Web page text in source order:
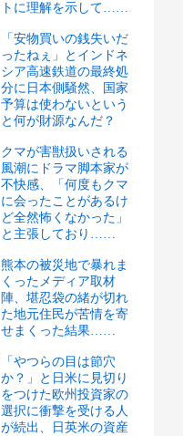
トに理解を示して……
「安物買いの銭失いだ
ったねぇ」とインドネ
シア高速鉄道の最終処
分に日本側騒然、国家
予算は使わないという
と何が財源なんだ？
クマが害獣扱いされる
風潮にドラマ脚本家が
不快感、「何度もクマ
に会ったことがあるけ
ど全然怖くなかった」
と主張しており……
熊本の被災地で暴れま
くったメディア取材
陣、堪忍袋の緒が切れ
た地元住民が苦情を寄
せまくった結果……
「やつらの目は節穴
か？」と日米に見切り
をつけた欧州投資家の
選択に衝撃を受ける人
が続出、日英米の資産